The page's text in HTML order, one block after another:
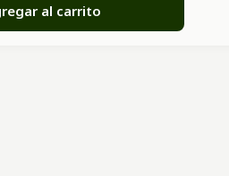
al carrito